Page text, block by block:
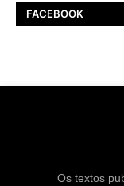
FACEBOOK
Os textos